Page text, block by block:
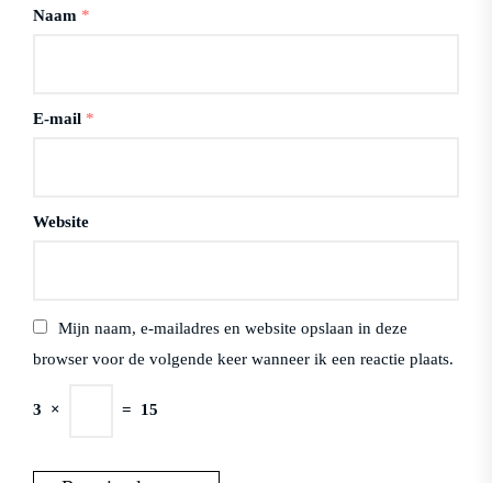
Naam *
E-mail *
Website
Mijn naam, e-mailadres en website opslaan in deze
browser voor de volgende keer wanneer ik een reactie plaats.
3 × = 15